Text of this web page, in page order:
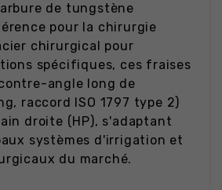
de tungstène
pour la chirurgie
chirurgical pour
spécifiques, ces fraises
angle long de
raccord ISO 1797 type 2)
droite (HP), s'adaptant
systèmes d'irrigation et
du marché.